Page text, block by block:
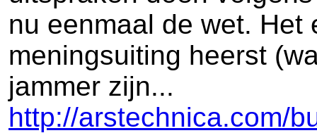
nu eenmaal de wet.
meningsuiting heerst
jammer zijn...
http://arstechnica.com/